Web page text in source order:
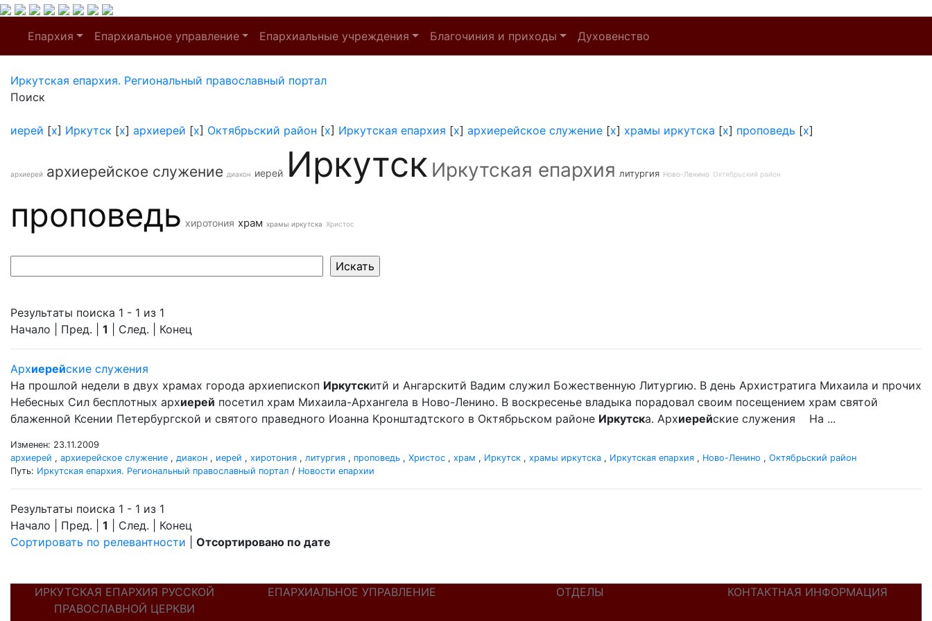
Епархия Епархиальное управление Епархиальные учреждения Благочиния и приходы Духовенство
Иркутская епархия. Региональный православный портал
Поиск
иерей [x] Иркутск [x] архиерей [x] Октябрьский район [x] Иркутская епархия [x] архиерейское служение [x] храмы иркутска [x] проповедь [x]
архиерей архиерейское служение диакон иерей Иркутск Иркутская епархия литургия Ново-Ленино Октябрьский район
проповедь хиротония храм храмы иркутска Христос
Результаты поиска 1 - 1 из 1
Начало | Пред. | 1 | След. | Конец
Архиерейские служения
На прошлой недели в двух храмах города архиепископ Иркутскитй и Ангарскитй Вадим служил Божественную Литургию. В день Архистратига Михаила и прочих
Небесных Сил бесплотных архиерей посетил храм Михаила-Архангела в Ново-Ленино. В воскресенье владыка порадовал своим посещением храм святой
блаженной Ксении Петербургской и святого праведного Иоанна Кронштадтского в Октябрьском районе Иркутска. Архиерейские служения На ...
Изменен: 23.11.2009
архиерей , архиерейское служение , диакон , иерей , хиротония , литургия , проповедь , Христос , храм , Иркутск , храмы иркутска , Иркутская епархия , Ново-Ленино , Октябрьский район
Путь: Иркутская епархия. Региональный православный портал / Новости епархии
Результаты поиска 1 - 1 из 1
Начало | Пред. | 1 | След. | Конец
Сортировать по релевантности
Отсортировано по дате
ИРКУТСКАЯ ЕПАРХИЯ РУССКОЙ
ПРАВОСЛАВНОЙ ЦЕРКВИ
ЕПАРХИАЛЬНОЕ УПРАВЛЕНИЕ ОТДЕЛЫ КОНТАКТНАЯ ИНФОРМАЦИЯ